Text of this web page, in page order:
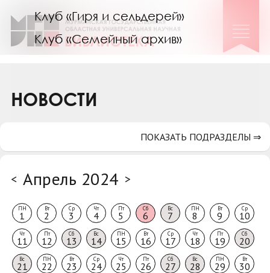
Клуб «Гиря и сельдерей»
Клуб «Семейный архив»
Коллегам
НОВОСТИ
< Апрель 2024 >
ПН
1
Вт
2
Ср
3
Чт
4
Пт
5
Сб
6
Вс
7
ПН
8
Вт
9
Ср
10
Чт
11
Пт
12
Сб
13
Вс
14
ПН
15
Вт
16
Ср
17
Чт
18
Пт
19
Сб
20
Вс
21
ПН
22
Вт
23
Ср
24
Чт
25
Пт
26
Сб
27
Вс
28
ПН
29
Вт
30
ПОКАЗАТЬ ПОДРАЗДЕЛЫ ⇒